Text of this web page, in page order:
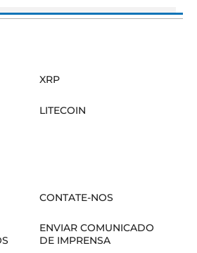
XRP
LITECOIN
CONTATE-NOS
ENVIAR COMUNICADO
DE IMPRENSA